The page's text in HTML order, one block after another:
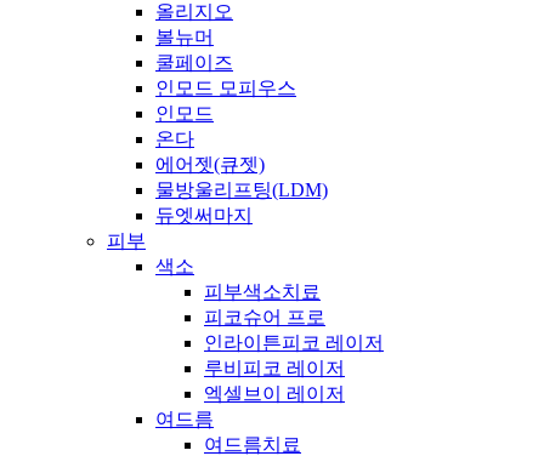
올리지오
볼뉴머
쿨페이즈
인모드 모피우스
인모드
온다
에어젯(큐젯)
물방울리프팅(LDM)
듀엣써마지
피부
색소
피부색소치료
피코슈어 프로
인라이튼피코 레이저
루비피코 레이저
엑셀브이 레이저
여드름
여드름치료